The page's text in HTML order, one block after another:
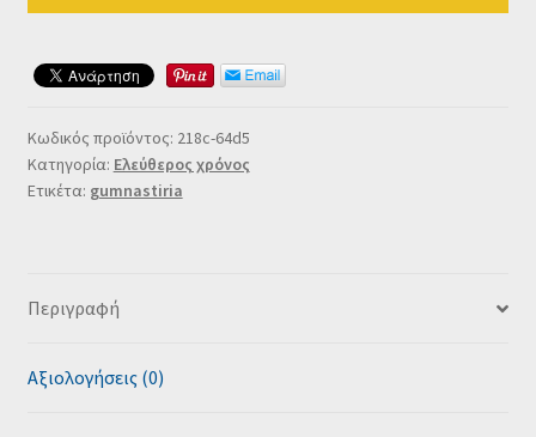
Κωδικός προϊόντος: 218c-64d5
Κατηγορία: Ελεύθερος χρόνος
Ετικέτα: gumnastiria
Περιγραφή
Αξιολογήσεις (0)